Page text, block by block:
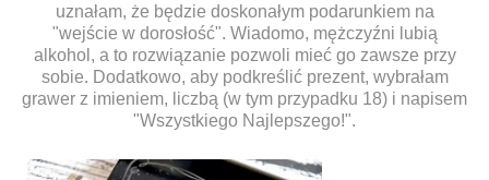
uznałam, że będzie doskonałym podarunkiem na
"wejście w dorosłość". Wiadomo, mężczyźni lubią
alkohol, a to rozwiązanie pozwoli mieć go zawsze przy
sobie. Dodatkowo, aby podkreślić prezent, wybrałam
grawer z imieniem, liczbą (w tym przypadku 18) i napisem
"Wszystkiego Najlepszego!".